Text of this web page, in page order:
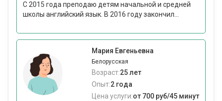
С 2015 года преподаю детям начальной и средней
школы английский язык. В 2016 году закончил...
Мария Евгеньевна
Белорусская
Возраст:25 лет
Опыт:2 года
Цена услуги:от 700 руб/45 минут